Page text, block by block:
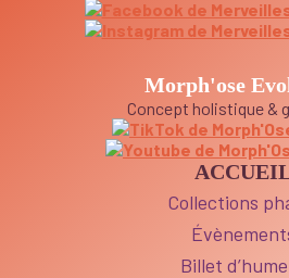
Morph'ose
Concept holistique &
Collections
Billet